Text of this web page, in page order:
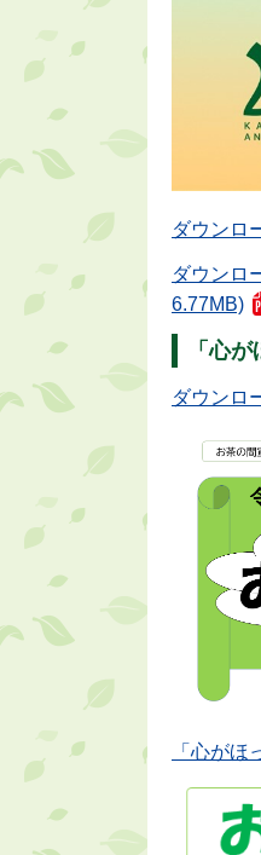
ダウンロ
ダウンロ
6.77MB)
「心
ダウンロ
「心がほ